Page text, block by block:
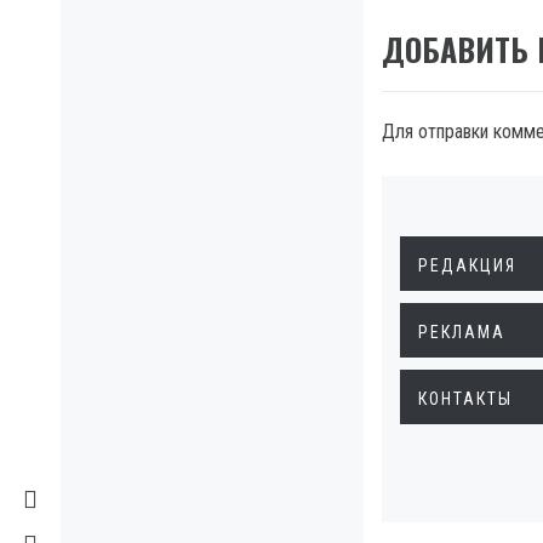
ДОБАВИТЬ
Для отправки
РЕДАКЦИЯ
РЕКЛАМА
КОНТАКТЫ